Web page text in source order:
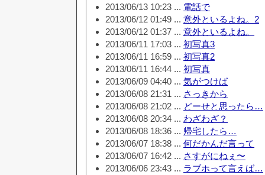
2013/06/13 10:23 ... 電話で
2013/06/12 01:49 ... 意外といるよね。2
2013/06/12 01:37 ... 意外といるよね。
2013/06/11 17:03 ... 初写真3
2013/06/11 16:59 ... 初写真2
2013/06/11 16:44 ... 初写真
2013/06/09 04:40 ... 気がつけば
2013/06/08 21:31 ... さっきから
2013/06/08 21:02 ... どーせと思ったら…
2013/06/08 20:34 ... わざわざ？
2013/06/08 18:36 ... 帰宅したら…
2013/06/07 18:38 ... 何だかんだ言って
2013/06/07 16:42 ... さすがにねぇ〜
2013/06/06 23:43 ... ラブホって言えば…